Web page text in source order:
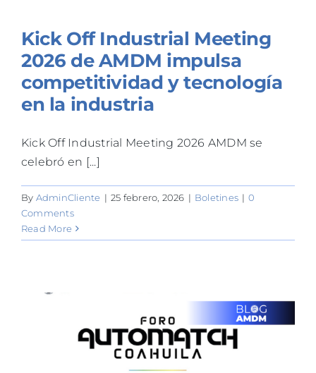
Kick Off Industrial Meeting
2026 de AMDM impulsa
competitividad y tecnología
en la industria
Kick Off Industrial Meeting 2026 AMDM se
celebró en [...]
By AdminCliente | 25 febrero, 2026 | Boletines | 0
Comments
Read More